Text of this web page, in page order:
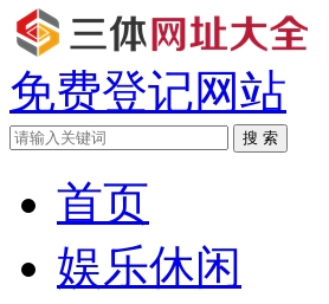
免费登记网站
搜 索
首页
娱乐休闲